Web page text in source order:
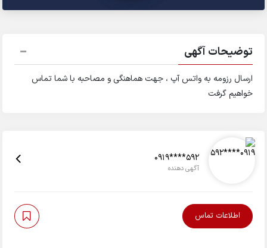
توضیحات آگهی
ارسال رزومه به واتس آپ ، جهت هماهنگی و مصاحبه با شما تماس
خواهیم گرفت
0919****592
آگهی دهنده
اطلاعات تماس